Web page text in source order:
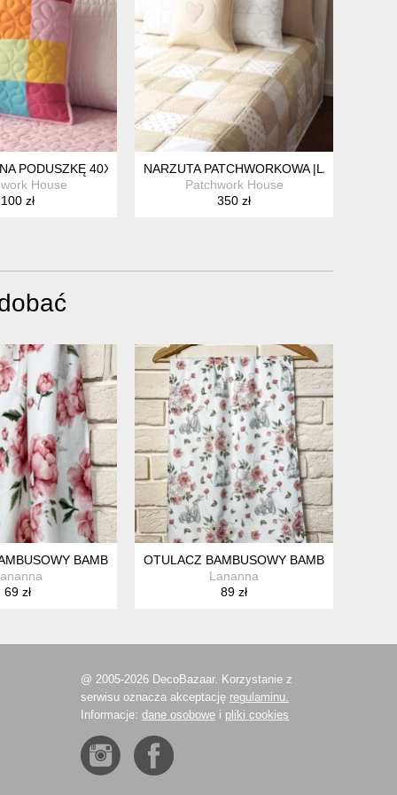
PODUSZKĘ 40X40CM EKSA10
House
100 zł
NARZUTA PATCHWORKOWA |LANO|
Patchwork House
350 zł
PIWONIE
BAMBUS KOCYK KWIATY PIWONIE
69 zł
OTULACZ BAMBUSOWY BAMBUS KOCYK
Lananna
89 zł
@ 2005-2026 DecoBazaar. Korzystanie z
serwisu oznacza akceptację regulaminu.
Informacje: dane osobowe i pliki cookies